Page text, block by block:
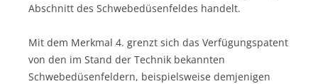
Abschnitt des Schwebedüsenfeldes handelt.
Mit dem Merkmal 4. grenzt sich das Verfügungspatent
von den im Stand der Technik bekannten
Schwebedüsenfeldern, beispielsweise demjenigen